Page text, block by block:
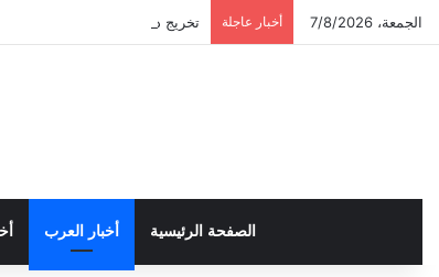
الجمعة، 7/8/2026 أخبار عاجلة تخريج دورة إعداد قيادات
الصفحة الرئيسية أخبار العرب